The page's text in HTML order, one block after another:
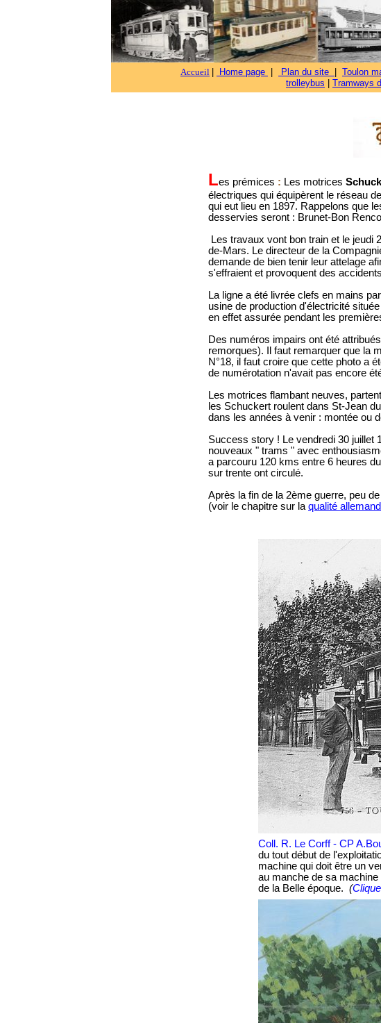
Accueil Home page Plan du site Toulon
trolleybus
Tramways
Les prémices : Les motrices
électriques qui équipèrent le réseau
qui eut lieu en 1897. Rappelons que
desservies seront : Brunet-Bon
Les travaux vont bon train et le jeudi
de-Mars. Le directeur de la
demande de bien tenir leur attelage
s'effraient et provoquent des
La ligne a été livrée clefs en mains
usine de production d'électricité
en effet assurée pendant les
Des numéros impairs ont été
remorques). Il faut remarquer que la
N°18, il faut croire que cette photo a
de numérotation n'avait pas encore
Les motrices flambant neuves,
les Schuckert roulent dans St-Jean
dans les années à venir : montée ou
Success story ! Le vendredi 30 juillet
nouveaux " trams " avec
a parcouru 120 kms entre 6 heures
sur trente ont circulé.
Après la fin de la 2ème guerre, peu
(voir le chapitre sur laqualité
Coll. R. Le Corff - CP
du tout début de
machine qui doit être un
au manche de sa
de la Belle époque. (